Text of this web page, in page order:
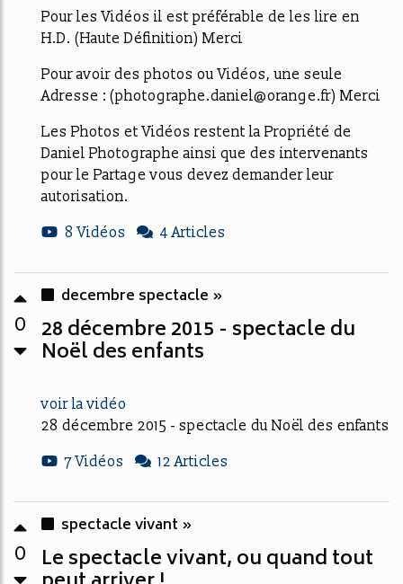
Pour les Vidéos il est préférable de les lire en
H.D. (Haute Définition) Merci
Pour avoir des photos ou Vidéos, une seule
Adresse : (photographe.daniel@orange.fr) Merci
Les Photos et Vidéos restent la Propriété de
Daniel Photographe ainsi que des intervenants
pour le Partage vous devez demander leur
autorisation.
8 Vidéos
4 Articles
0
decembre spectacle »
28 décembre 2015 - spectacle du
Noël des enfants
voir la vidéo
28 décembre 2015 - spectacle du Noël des enfants
7 Vidéos
12 Articles
0
spectacle vivant »
Le spectacle vivant, ou quand tout